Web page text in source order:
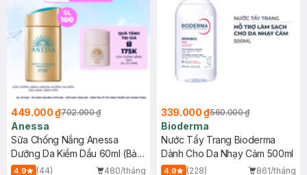
449.000 ₫702.000 ₫
Anessa
Sữa Chống Nắng Anessa
Dưỡng Da Kiềm Dầu 60ml (Bản
Mới)
4.9 (44) 480/tháng
339.000 ₫560.000 ₫
Bioderma
Nước Tẩy Trang Bioderma
Dành Cho Da Nhạy Cảm 500ml
4.9 (228) 861/tháng